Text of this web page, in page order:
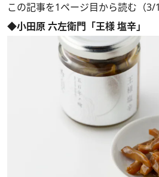
この記事を1ページ目から読む（3/
◆小田原 六左衛門「王様 塩辛」